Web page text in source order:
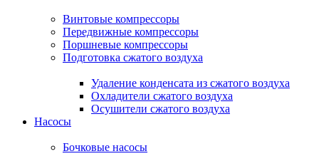
Винтовые компрессоры
Передвижные компрессоры
Поршневые компрессоры
Подготовка сжатого воздуха
Удаление конденсата из сжатого воздуха
Охладители сжатого воздуха
Осушители сжатого воздуха
Насосы
Бочковые насосы